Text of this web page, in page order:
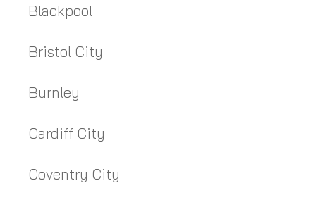
Blackpool
Bristol City
Burnley
Cardiff City
Coventry City